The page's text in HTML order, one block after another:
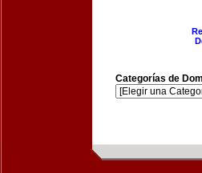
Categorías de